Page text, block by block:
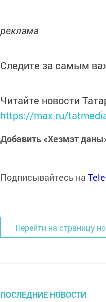
реклама
Следите за самым
Читайте новости
https://max.ru/
Добавить «Хезмэт
Подписывайтесь на
Перейти на страницу
ПОСЛЕДНИЕ НОВОСТИ